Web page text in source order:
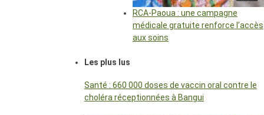
RCA-Paoua : une campagne
médicale gratuite renforce l’accès
aux soins
Les plus lus
Santé : 660 000 doses de vaccin oral contre le
choléra réceptionnées à Bangui